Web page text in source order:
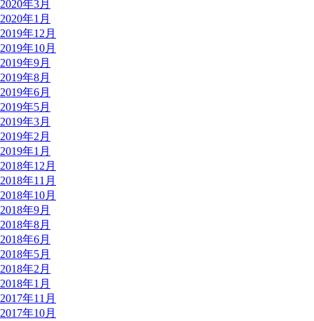
2020年3月
2020年1月
2019年12月
2019年10月
2019年9月
2019年8月
2019年6月
2019年5月
2019年3月
2019年2月
2019年1月
2018年12月
2018年11月
2018年10月
2018年9月
2018年8月
2018年6月
2018年5月
2018年2月
2018年1月
2017年11月
2017年10月